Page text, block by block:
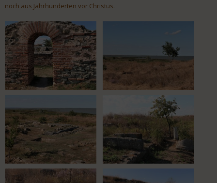
noch aus Jahrhunderten vor Christus.